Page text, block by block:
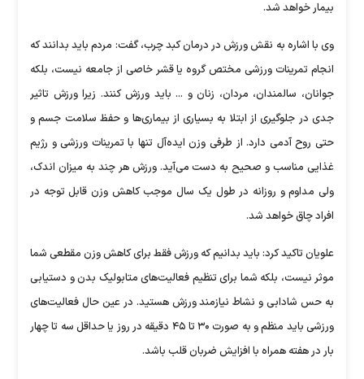
بیمار خواهد شد.
وی با اشاره به نقش ورزش در درمان کبد چرب، گفت: مردم باید بدانند که
انجام تمرینات ورزشی مختص گروه یا قشر خاصی از جامعه نیست، بلکه
جوانان، سالمندان، مردان، زنان و ... باید ورزش کنند. زیرا ورزش تاثیر
جدی در جلوگیری از ابتلا به بسیاری از بیماری‌ها و حفظ سلامت جسم و
حتی روح آدمی دارد. از طرفی وزن ایده‌آل تنها با تمرینات ورزشی و رژیم
غذایی مناسب و صحیح به دست می‌آید. ورزش هر چند به میزان اندک،
ولی مداوم و روزانه در طول یک سال موجب کاهش وزن قابل توجه در
افراد چاق خواهد شد.
علویان تاکید کرد: باید بدانیم که ورزش فقط برای کاهش وزن مقطعی شما
موثر نیست، بلکه شما برای تنظیم فعالیت‌های متابولیک بدن و دستیابی
به حس شادابی و نشاط نیازمند ورزش هستید. در عین حال فعالیت‌های
ورزشی باید منظم و به صورت ۳۰ تا ۴۵ دقیقه در روز یا حداقل سه تا چهار
بار در هفته همراه با افزایش ضربان قلب باشد.